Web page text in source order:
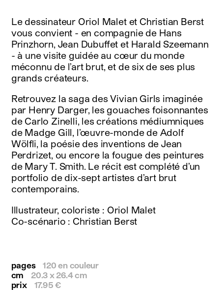
facebook
twitter
linkedin
youtube
newsletter
français english
Le dessinateur Oriol Malet et Christian Berst
vous convient - en compagnie de Hans
Prinzhorn, Jean Dubuffet et Harald Szeemann
- à une visite guidée au cœur du monde
méconnu de l’art brut, et de six de ses plus
grands créateurs.
Retrouvez la saga des Vivian Girls imaginée
par Henry Darger, les gouaches foisonnantes
de Carlo Zinelli, les créations médiumniques
de Madge Gill, l’œuvre-monde de Adolf
Wölfli, la poésie des inventions de Jean
Perdrizet, ou encore la fougue des peintures
de Mary T. Smith. Le récit est complété d’un
portfolio de dix-sept artistes d’art brut
contemporains.
Illustrateur, coloriste : Oriol Malet
Co-scénario : Christian Berst
pages
120 en couleur
cm
20.3 x 26.4 cm
prix
17.95 €